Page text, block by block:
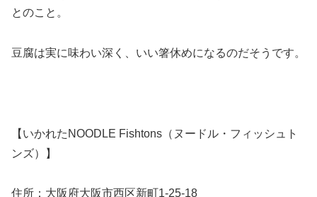
とのこと。
豆腐は実に味わい深く、いい箸休めになるのだそうです。
【いかれたNOODLE Fishtons（ヌードル・フィッシュト
ンズ）】
住所：大阪府大阪市西区新町1-25-18